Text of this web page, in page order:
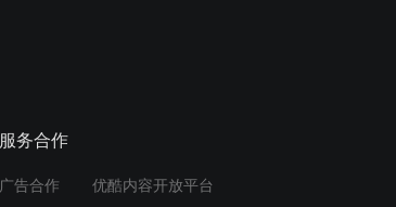
服务合作
广告合作 优酷内容开放平台